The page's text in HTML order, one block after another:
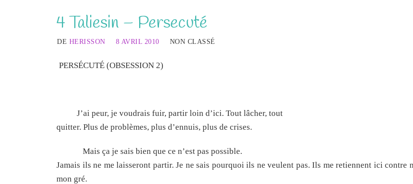
4 Taliesin – Persecuté
DE HERISSON 8 AVRIL 2010 NON CLASSÉ
PERSÉCUTÉ (OBSESSION 2)
J’ai peur, je voudrais fuir, partir loin d’ici. Tout lâcher, tout
quitter. Plus de problèmes, plus d’ennuis, plus de crises.
Mais ça je sais bien que ce n’est pas possible.
Jamais ils ne me laisseront partir. Je ne sais pourquoi ils ne veulent pas. Ils me retiennent ici contre
mon gré.